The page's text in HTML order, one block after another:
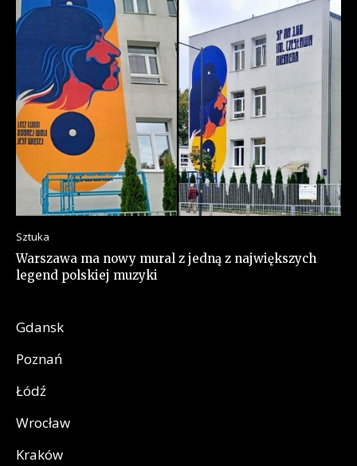
Sztuka
Warszawa ma nowy mural z jedną z największych
legend polskiej muzyki
Gdansk
Poznań
Łódź
Wrocław
Kraków